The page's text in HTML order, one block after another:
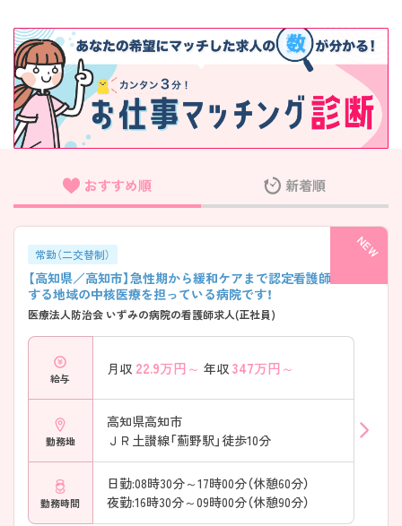
九州・沖縄
美容外科、
循環器内科など
未経験歓迎、
土日祝休みなど
年収
年収500万円以上など 正社員、契約社員など
フリーワード検索
おすすめ順 新着順
常勤（二交替制）
【高知県／高知市】急性期から緩和ケアまで認定看護師も在籍
する地域の中核医療を担っている病院です！
医療法人防治会 いずみの病院の看護師求人(正社員)
給与
月収 22.9万円～ 年収 347万円～
勤務地
高知県高知市
ＪＲ土讃線「薊野駅」徒歩10分
勤務時間
日勤:08時30分～17時00分（休憩60分）
夜勤:16時30分～09時00分（休憩90分）